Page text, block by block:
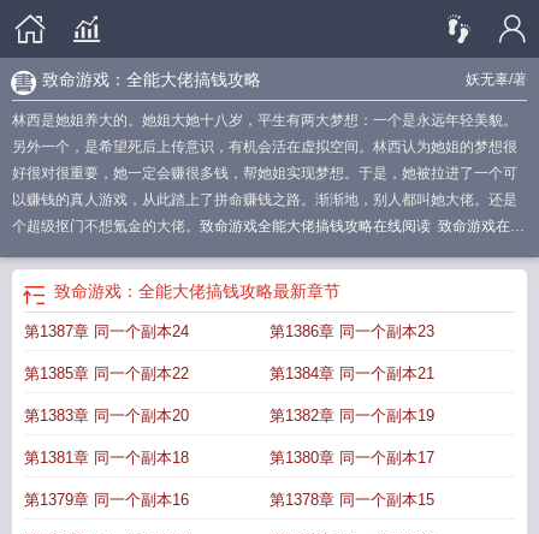
妖无辜/著
致命游戏：全能大佬搞钱攻略
林西是她姐养大的。她姐大她十八岁，平生有两大梦想：一个是永远年轻美貌。
另外一个，是希望死后上传意识，有机会活在虚拟空间。林西认为她姐的梦想很
好很对很重要，她一定会赚很多钱，帮她姐实现梦想。于是，她被拉进了一个可
以赚钱的真人游戏，从此踏上了拼命赚钱之路。渐渐地，别人都叫她大佬。还是
个超级抠门不想氪金的大佬。 致命游戏全能大佬搞钱攻略在线阅读 致命游戏在线
游戏免费阅读下拉式
致命游戏无限流 致命游戏攻略第五章如何通过
略第一章
案致命游戏免费阅读 致命游戏全能大佬搞钱攻略TX 致命游戏全能大佬搞钱攻
游戏全能大佬搞钱攻略免费
致命游戏群全文免费阅读
致命游戏全能大佬搞钱攻
略txt致命游戏15话她可美味了 致命游戏全能大佬搞钱攻略免费阅读
致命游戏：全能大佬搞钱攻略最新章节
第1387章 同一个副本24 第1386章 同一个副本23
第1385章 同一个副本22 第1384章 同一个副本21
第1383章 同一个副本20 第1382章 同一个副本19
第1381章 同一个副本18 第1380章 同一个副本17
第1379章 同一个副本16 第1378章 同一个副本15